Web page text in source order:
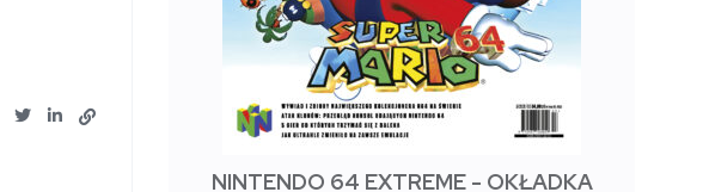
NINTENDO 64 EXTREME - OKŁADKA